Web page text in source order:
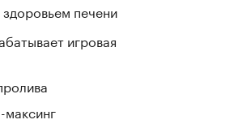
печени
игровая
максинг